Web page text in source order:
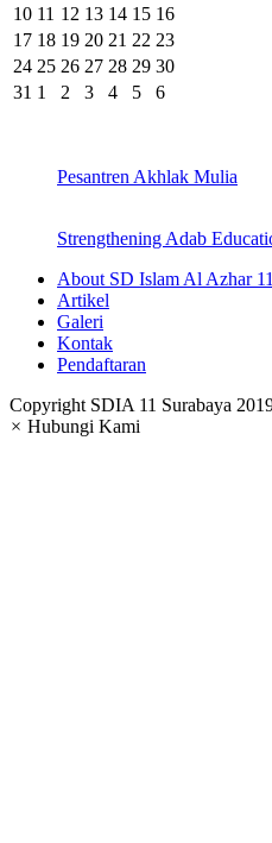
10 11 12 13 14 15 16
17 18 19 20 21 22 23
24 25 26 27 28 29 30
31 1 2 3 4 5 6
Pesantren Akhlak Mulia
Strengthening Adab
About SD Islam Al Azhar
Artikel
Galeri
Kontak
Pendaftaran
Copyright SDIA 11 Surabaya
× Hubungi Kami